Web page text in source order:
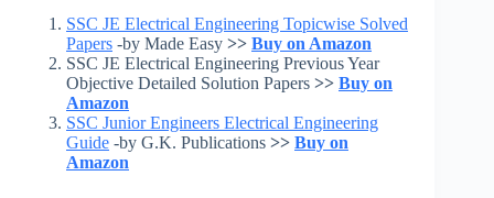
SSC JE Electrical Engineering Topicwise Solved
Papers -by Made Easy >> Buy on Amazon
SSC JE Electrical Engineering Previous Year
Objective Detailed Solution Papers >> Buy on
Amazon
SSC Junior Engineers Electrical Engineering
Guide -by G.K. Publications >> Buy on
Amazon